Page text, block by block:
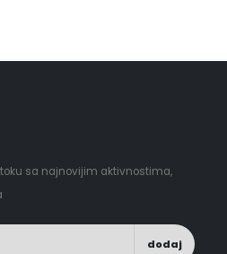
sa najnovijim aktivnostima,
dodaj